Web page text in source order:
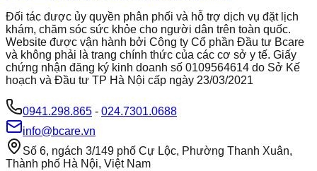
Đối tác được ủy quyền phân phối và hỗ trợ dịch vụ đặt lịch
khám, chăm sóc sức khỏe cho người dân trên toàn quốc.
Website được vận hành bởi Công ty Cổ phần Đầu tư Bcare
và không phải là trang chính thức của các cơ sở y tế. Giấy
chứng nhận đăng ký kinh doanh số 0109564614 do Sở Kế
hoạch và Đầu tư TP Hà Nội cấp ngày 23/03/2021
0941.298.865 - 024.7301.0688
info@bcare.vn
Số 6, ngách 3/149 phố Cự Lộc, Phường Thanh Xuân,
Thành phố Hà Nội, Việt Nam